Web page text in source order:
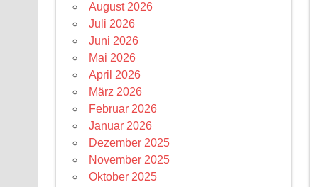
August 2026
Juli 2026
Juni 2026
Mai 2026
April 2026
März 2026
Februar 2026
Januar 2026
Dezember 2025
November 2025
Oktober 2025